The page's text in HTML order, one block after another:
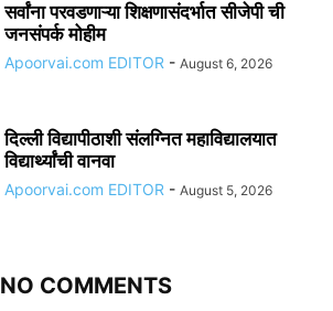
सर्वांना परवडणाऱ्या शिक्षणासंदर्भात सीजेपी ची
जनसंपर्क मोहीम
Apoorvai.com EDITOR - August 6, 2026
दिल्ली विद्यापीठाशी संलग्नित महाविद्यालयात
विद्यार्थ्यांची वानवा
Apoorvai.com EDITOR - August 5, 2026
NO COMMENTS